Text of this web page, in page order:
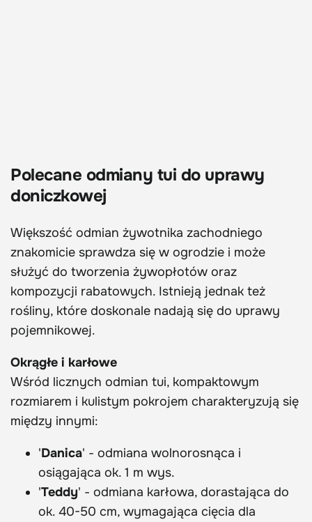
Polecane odmiany tui do uprawy
doniczkowej
Większość odmian żywotnika zachodniego
znakomicie sprawdza się w ogrodzie i może
służyć do tworzenia żywopłotów oraz
kompozycji rabatowych. Istnieją jednak też
rośliny, które doskonale nadają się do uprawy
pojemnikowej.
Okrągłe i karłowe
Wśród licznych odmian tui, kompaktowym
rozmiarem i kulistym pokrojem charakteryzują się
między innymi:
'Danica' - odmiana wolnorosnąca i
osiągająca ok. 1 m wys.
'Teddy' - odmiana karłowa, dorastająca do
ok. 40-50 cm, wymagająca cięcia dla